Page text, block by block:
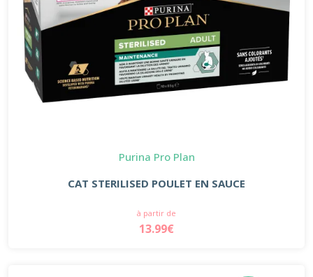
Purina Pro Plan
CAT STERILISED POULET EN SAUCE
à partir de
13.99€